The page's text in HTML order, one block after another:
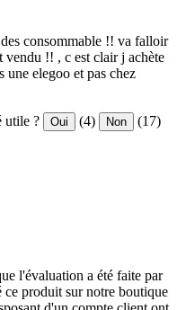
consommable !! va falloir
vendu !! , c est clair j achète
une elegoo et pas chez
utile ? Oui (4) Non (17)
l'évaluation a été faite par
ce produit sur notre boutique